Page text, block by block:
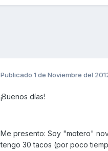
Publicado 1 de Noviembre del
¡Buenos días!
Me presento: Soy "motero"
tengo 30 tacos (por poco